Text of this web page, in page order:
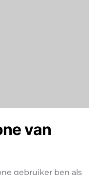
van
gebruiker ben als